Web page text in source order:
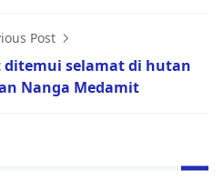
Post
ditemui selamat di hutan
Nanga Medamit